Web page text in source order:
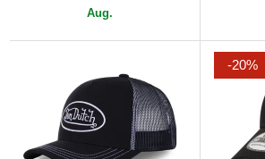
Aug.
-20%